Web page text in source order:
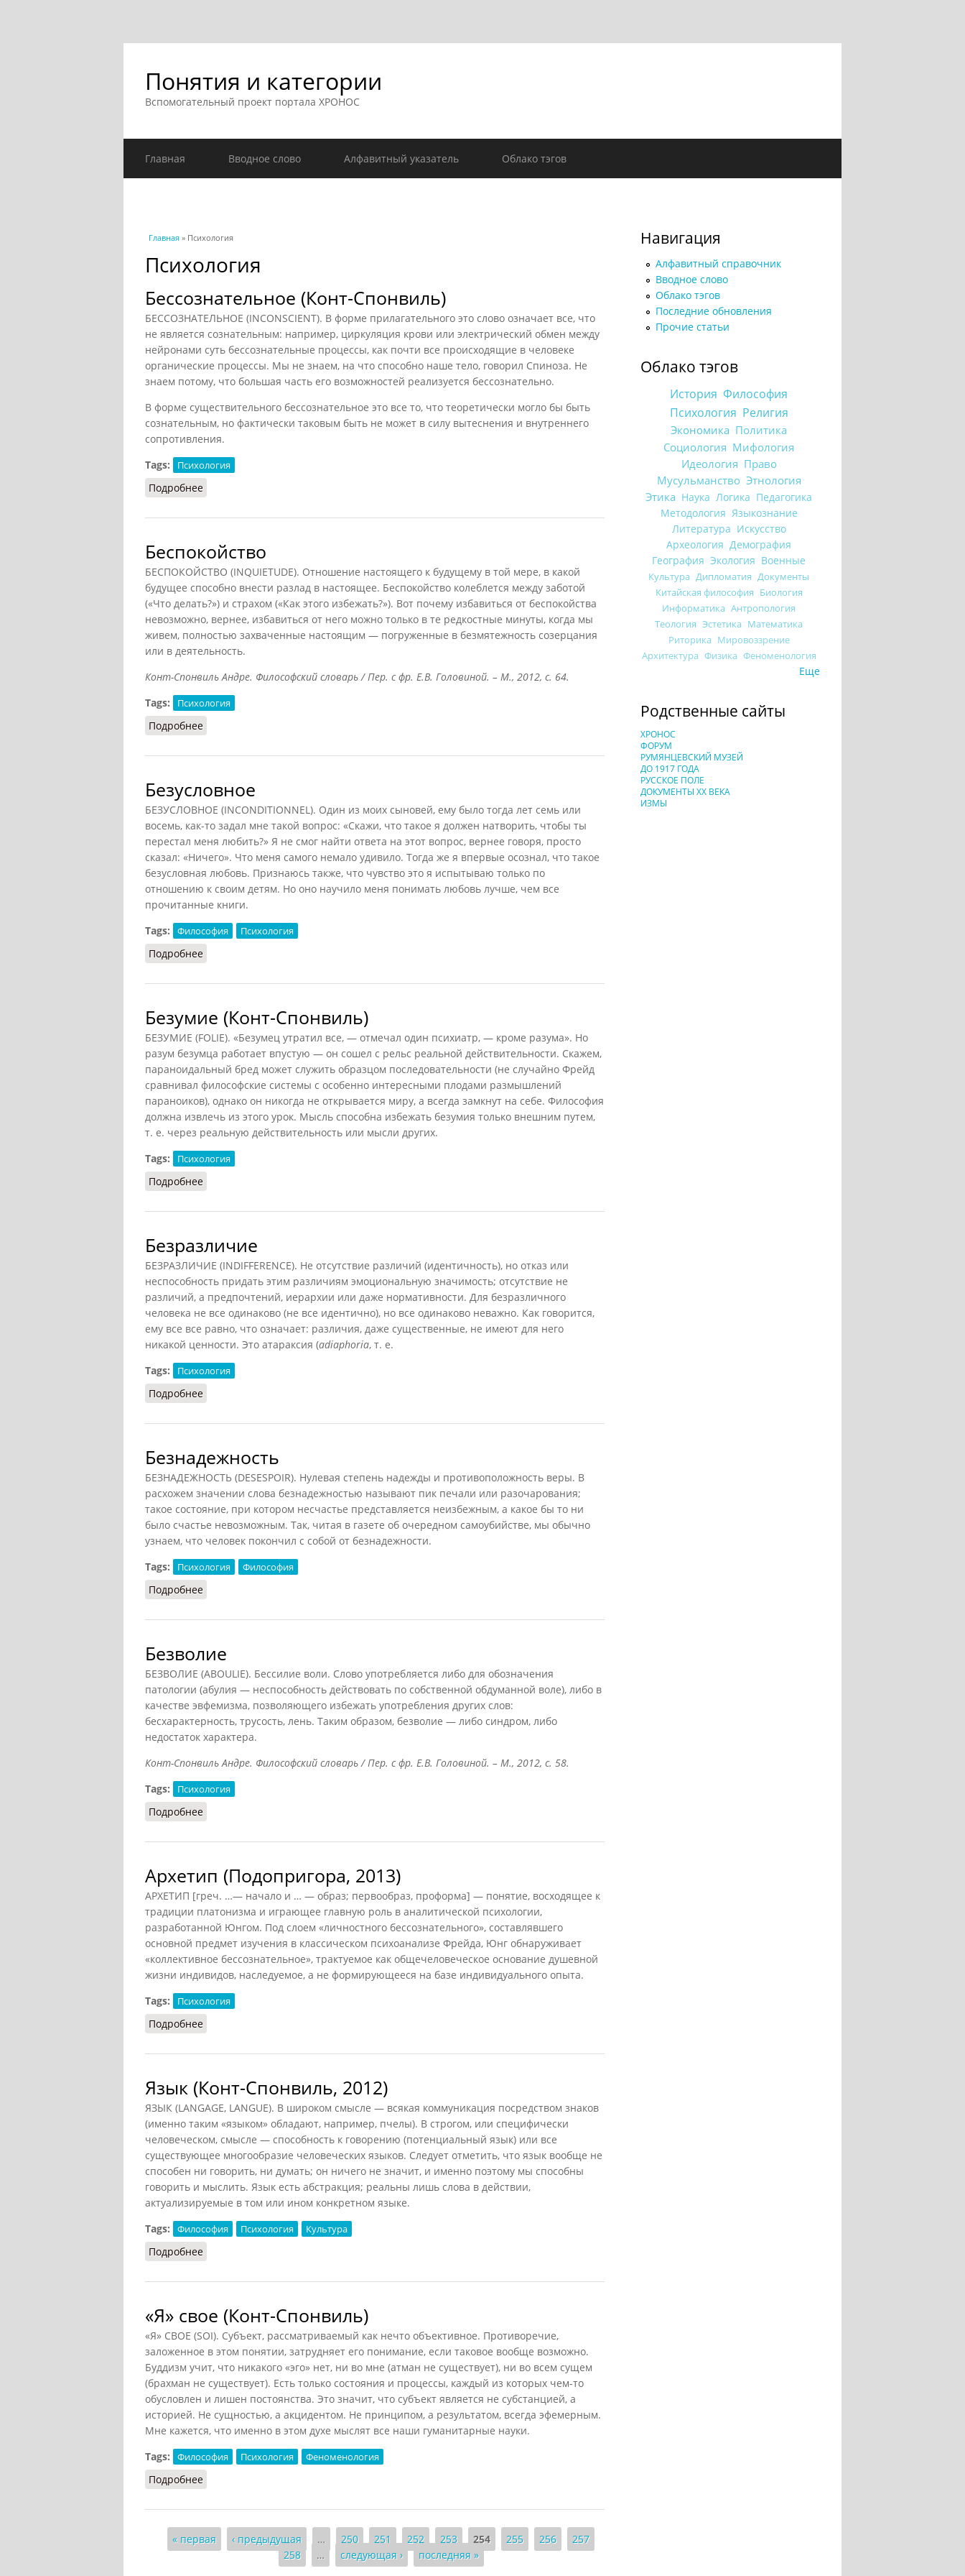
Понятия и категории
Вспомогательный проект портала ХРОНОС
Главная Вводное слово Алфавитный указатель Облако тэгов
Вы здесь
Главная » Психология
Психология
Бессознательное (Конт-Спонвиль)
БЕССОЗНАТЕЛЬНОЕ (INCONSCIENT). В форме прилагательного это слово означает все, что
не является сознательным: например, циркуляция крови или электрический обмен между
нейронами суть бессознательные процессы, как почти все происходящие в человеке
органические процессы. Мы не знаем, на что способно наше тело, говорил Спиноза. Не
знаем потому, что большая часть его возможностей реализуется бессознательно.
В форме существительного бессознательное это все то, что теоретически могло бы быть
сознательным, но фактически таковым быть не может в силу вытеснения и внутреннего
сопротивления.
Tags:
Психология
Подробнее
Беспокойство
БЕСПОКОЙСТВО (INQUIETUDE). Отношение настоящего к будущему в той мере, в какой
будущее способно внести разлад в настоящее. Беспокойство колеблется между заботой
(«Что делать?») и страхом («Как этого избежать?»). Вот почему избавиться от беспокойства
невозможно, вернее, избавиться от него можно только в те редкостные минуты, когда мы
живем, полностью захваченные настоящим — погруженные в безмятежность созерцания
или в деятельность.
Конт-Спонвиль Андре. Философский словарь / Пер. с фр. Е.В. Головиной. – М., 2012, с. 64.
Tags:
Психология
Подробнее
Безусловное
БЕЗУСЛОВНОЕ (INCONDITIONNEL). Один из моих сыновей, ему было тогда лет семь или
восемь, как-то задал мне такой вопрос: «Скажи, что такое я должен натворить, чтобы ты
перестал меня любить?» Я не смог найти ответа на этот вопрос, вернее говоря, просто
сказал: «Ничего». Что меня самого немало удивило. Тогда же я впервые осознал, что такое
безусловная любовь. Признаюсь также, что чувство это я испытываю только по
отношению к своим детям. Но оно научило меня понимать любовь лучше, чем все
прочитанные книги.
Tags:
Философия Психология
Подробнее
Безумие (Конт-Спонвиль)
БЕЗУМИЕ (FOLIE). «Безумец утратил все, — отмечал один психиатр, — кроме разума». Но
разум безумца работает впустую — он сошел с рельс реальной действительности. Скажем,
параноидальный бред может служить образцом последовательности (не случайно Фрейд
сравнивал философские системы с особенно интересными плодами размышлений
параноиков), однако он никогда не открывается миру, а всегда замкнут на себе. Философия
должна извлечь из этого урок. Мысль способна избежать безумия только внешним путем,
т. е. через реальную действительность или мысли других.
Tags:
Психология
Подробнее
Безразличие
БЕЗРАЗЛИЧИЕ (INDIFFERENCE). Не отсутствие различий (идентичность), но отказ или
неспособность придать этим различиям эмоциональную значимость; отсутствие не
различий, а предпочтений, иерархии или даже нормативности. Для безразличного
человека не все одинаково (не все идентично), но все одинаково неважно. Как говорится,
ему все все равно, что означает: различия, даже существенные, не имеют для него
никакой ценности. Это атараксия (adiaphoria, т. е.
Tags:
Психология
Подробнее
Безнадежность
БЕЗНАДЕЖНОСТЬ (DESESPOIR). Нулевая степень надежды и противоположность веры. В
расхожем значении слова безнадежностью называют пик печали или разочарования;
такое состояние, при котором несчастье представляется неизбежным, а какое бы то ни
было счастье невозможным. Так, читая в газете об очередном самоубийстве, мы обычно
узнаем, что человек покончил с собой от безнадежности.
Tags:
Психология Философия
Подробнее
Безволие
БЕЗВОЛИЕ (ABOULIE). Бессилие воли. Слово употребляется либо для обозначения
патологии (абулия — неспособность действовать по собственной обдуманной воле), либо в
качестве эвфемизма, позволяющего избежать употребления других слов:
бесхарактерность, трусость, лень. Таким образом, безволие — либо синдром, либо
недостаток характера.
Конт-Спонвиль Андре. Философский словарь / Пер. с фр. Е.В. Головиной. – М., 2012, с. 58.
Tags:
Психология
Подробнее
Архетип (Подопригора, 2013)
АРХЕТИП [греч. …— начало и … — образ; первообраз, проформа] — понятие, восходящее к
традиции платонизма и играющее главную роль в аналитической психологии,
разработанной Юнгом. Под слоем «личностного бессознательного», составлявшего
основной предмет изучения в классическом психоанализе Фрейда, Юнг обнаруживает
«коллективное бессознательное», трактуемое как общечеловеческое основание душевной
жизни индивидов, наследуемое, а не формирующееся на базе индивидуального опыта.
Tags:
Психология
Подробнее
Язык (Конт-Спонвиль, 2012)
ЯЗЫК (LANGAGE, LANGUE). В широком смысле — всякая коммуникация посредством знаков
(именно таким «языком» обладают, например, пчелы). В строгом, или специфически
человеческом, смысле — способность к говорению (потенциальный язык) или все
существующее многообразие человеческих языков. Следует отметить, что язык вообще не
способен ни говорить, ни думать; он ничего не значит, и именно поэтому мы способны
говорить и мыслить. Язык есть абстракция; реальны лишь слова в действии,
актуализируемые в том или ином конкретном языке.
Tags:
Философия Психология Культура
Подробнее
«Я» свое (Конт-Спонвиль)
«Я» СВОЕ (SOI). Субъект, рассматриваемый как нечто объективное. Противоречие,
заложенное в этом понятии, затрудняет его понимание, если таковое вообще возможно.
Буддизм учит, что никакого «эго» нет, ни во мне (атман не существует), ни во всем сущем
(брахман не существует). Есть только состояния и процессы, каждый из которых чем-то
обусловлен и лишен постоянства. Это значит, что субъект является не субстанцией, а
историей. Не сущностью, а акцидентом. Не принципом, а результатом, всегда эфемерным.
Мне кажется, что именно в этом духе мыслят все наши гуманитарные науки.
Tags:
Философия Психология Феноменология
Подробнее
Страницы
« первая ‹ предыдущая … 250 251 252 253 254 255 256
257
258
… следующая › последняя »
Навигация
Алфавитный справочник
Вводное слово
Облако тэгов
Последние обновления
Прочие статьи
Облако тэгов
История Философия
Психология Религия
Экономика Политика
Социология Мифология
Идеология Право
Мусульманство Этнология
Этика Наука Логика Педагогика
Методология Языкознание
Литература Искусство
Археология Демография
География Экология Военные
Культура Дипломатия Документы
Китайская философия Биология
Информатика Антропология
Теология Эстетика Математика
Риторика Мировоззрение
Архитектура Физика Феноменология
Еще
Родственные сайты
ХРОНОС
ФОРУМ
РУМЯНЦЕВСКИЙ МУЗЕЙ
ДО 1917 ГОДА
РУССКОЕ ПОЛЕ
ДОКУМЕНТЫ XX ВЕКА
ИЗМЫ